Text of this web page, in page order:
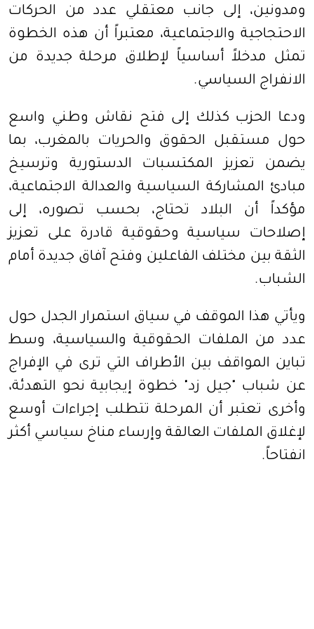
ومدونين، إلى جانب معتقلي عدد من الحركات
الاحتجاجية والاجتماعية، معتبراً أن هذه الخطوة
تمثل مدخلاً أساسياً لإطلاق مرحلة جديدة من
الانفراج السياسي.
ودعا الحزب كذلك إلى فتح نقاش وطني واسع
حول مستقبل الحقوق والحريات بالمغرب، بما
يضمن تعزيز المكتسبات الدستورية وترسيخ
مبادئ المشاركة السياسية والعدالة الاجتماعية،
مؤكداً أن البلاد تحتاج، بحسب تصوره، إلى
إصلاحات سياسية وحقوقية قادرة على تعزيز
الثقة بين مختلف الفاعلين وفتح آفاق جديدة أمام
الشباب.
ويأتي هذا الموقف في سياق استمرار الجدل حول
عدد من الملفات الحقوقية والسياسية، وسط
تباين المواقف بين الأطراف التي ترى في الإفراج
عن شباب "جيل زد" خطوة إيجابية نحو التهدئة،
وأخرى تعتبر أن المرحلة تتطلب إجراءات أوسع
لإغلاق الملفات العالقة وإرساء مناخ سياسي أكثر
انفتاحاً.